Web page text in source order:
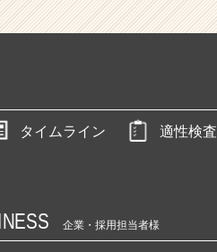
タイムライン 適性検査
企業・採用担当者様